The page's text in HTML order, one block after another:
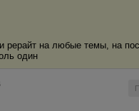
рерайт на любые темы, на
один